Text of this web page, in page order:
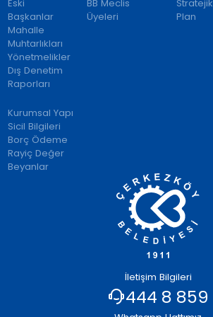
Eski
Başkanlar
Mahalle
Muhtarlıkları
Yönetmelikler
Dış Denetim
Raporları
BB Meclis
Üyeleri
Stratejik
Plan
Kurumsal Yapı
Sicil Bilgileri
Borç Ödeme
Rayiç Değer
Beyanlar
İletişim Bilgileri
444 8 859